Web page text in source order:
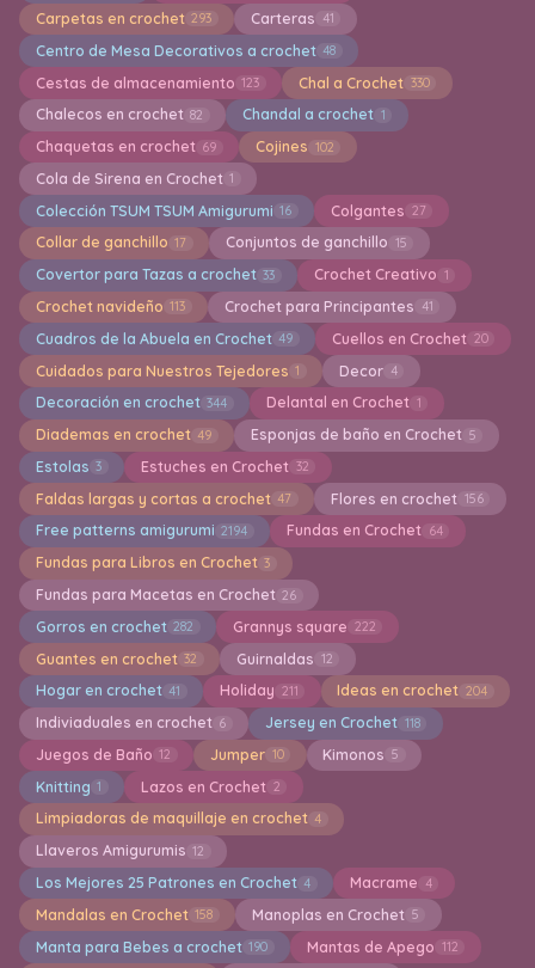
Carpetas en crochet 293 Carteras 41
Centro de Mesa Decorativos a crochet 48
Cestas de almacenamiento 123 Chal a Crochet 330
Chalecos en crochet 82 Chandal a crochet 1
Chaquetas en crochet 69 Cojines 102
Cola de Sirena en Crochet 1
Colección TSUM TSUM Amigurumi 16 Colgantes 27
Collar de ganchillo 17 Conjuntos de ganchillo 15
Covertor para Tazas a crochet 33 Crochet Creativo 1
Crochet navideño 113 Crochet para Principantes 41
Cuadros de la Abuela en Crochet 49 Cuellos en Crochet 20
Cuidados para Nuestros Tejedores 1 Decor 4
Decoración en crochet 344 Delantal en Crochet 1
Diademas en crochet 49 Esponjas de baño en Crochet 5
Estolas 3 Estuches en Crochet 32
Faldas largas y cortas a crochet 47 Flores en crochet 156
Free patterns amigurumi 2194 Fundas en Crochet 64
Fundas para Libros en Crochet 3
Fundas para Macetas en Crochet 26
Gorros en crochet 282 Grannys square 222
Guantes en crochet 32 Guirnaldas 12
Hogar en crochet 41 Holiday 211 Ideas en crochet 204
Indiviaduales en crochet 6 Jersey en Crochet 118
Juegos de Baño 12 Jumper 10 Kimonos 5
Knitting 1 Lazos en Crochet 2
Limpiadoras de maquillaje en crochet 4
Llaveros Amigurumis 12
Los Mejores 25 Patrones en Crochet 4 Macrame 4
Mandalas en Crochet 158 Manoplas en Crochet 5
Manta para Bebes a crochet 190 Mantas de Apego 112